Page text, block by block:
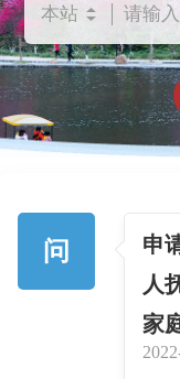
问
申
人
家